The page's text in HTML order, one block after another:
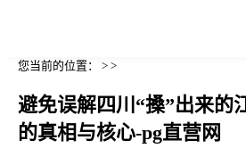
您当前的位置： > >
避免误解四川“搡”出来的
的真相与核心-pg直营网